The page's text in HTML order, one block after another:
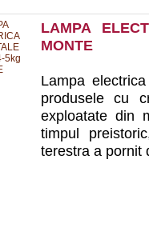
LAMPA
MONTE
Lampa
produsele cu
exploatate din
timpul
terestra a pornit